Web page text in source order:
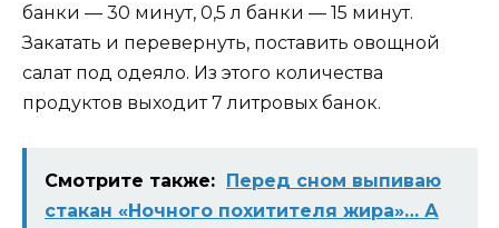
банки — 30 минут, 0,5 л банки — 15 минут.
Закатать и перевернуть, поставить овощной
салат под одеяло. Из этого количества
продуктов выходит 7 литровых банок.
Смотрите также: Перед сном выпиваю
стакан «Ночного похитителя жира»… А